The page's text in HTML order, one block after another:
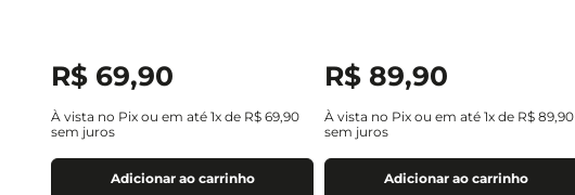
R$ 69,90
À vista no Pix ou em até 1x de R$ 69,90
sem juros
Adicionar ao carrinho
R$ 89,90
À vista no Pix ou em até 1x de R$ 89,90
sem juros
Adicionar ao carrinho